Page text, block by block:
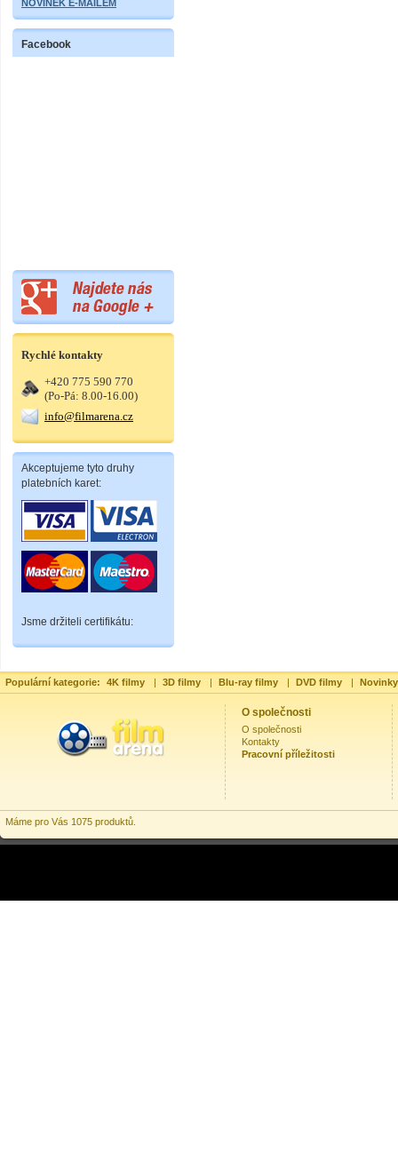
NOVINEK E-MAILEM
Facebook
Rychlé kontakty
+420 775 590 770
(Po-Pá: 8.00-16.00)
info@filmarena.cz
Akceptujeme tyto druhy
platebních karet:
Jsme držiteli certifikátu:
Populární kategorie: 4K filmy | 3D filmy | Blu-ray filmy | DVD filmy |
O společnosti
O společnosti
Kontakty
Pracovní příležitosti
Máme pro Vás 1075 produktů.